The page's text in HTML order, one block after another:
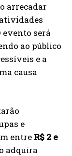
arrecadar
será
ao público
e a
causa
e
entre R$ 2 e
adquira